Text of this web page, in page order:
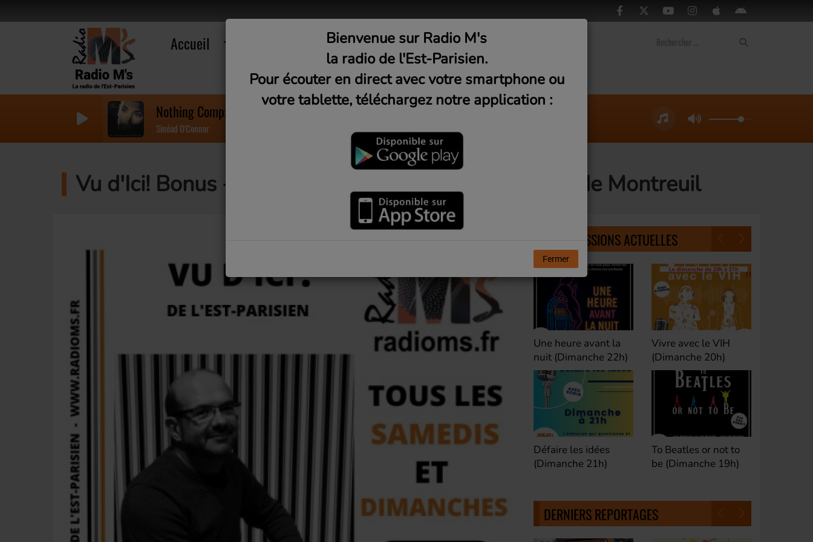
Accueil Musique Médias
Nothing Compares 2 U
Sinéad O'Connor
Vu d'Ici! Bonus - La Caravane, l'épicerie coopérative de Montreuil
NOS ÉMISSIONS ACTUELLES
Une heure avant la
(Dimanche 21h)
Vivre avec le VIH
(Dimanche 20h)
To Beatles or not to
be (Dimanche 19h)
Club M's le Mix by
David (Lundi, jeudi et
samedi 23h)
Fan de Funk (Samedi
21h)
DERNIERS REPORTAGES
Bienvenue sur Radio M's
la radio de l'Est-Parisien.
Pour écouter en direct avec votre smartphone ou
votre tablette, téléchargez notre application :
Fermer